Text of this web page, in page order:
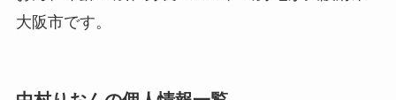
大阪市です。